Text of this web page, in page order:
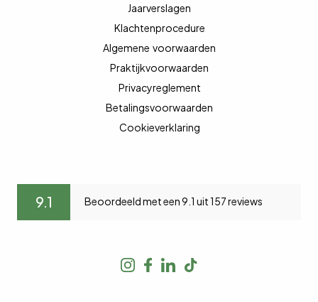
Jaarverslagen
Klachtenprocedure
Algemene voorwaarden
Praktijkvoorwaarden
Privacyreglement
Betalingsvoorwaarden
Cookieverklaring
9.1 Beoordeeld met een 9.1 uit 157 reviews